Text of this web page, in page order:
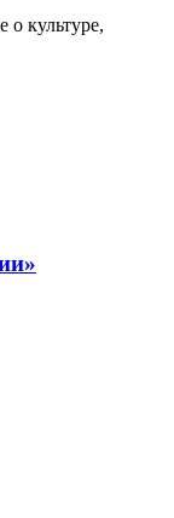
о культуре,